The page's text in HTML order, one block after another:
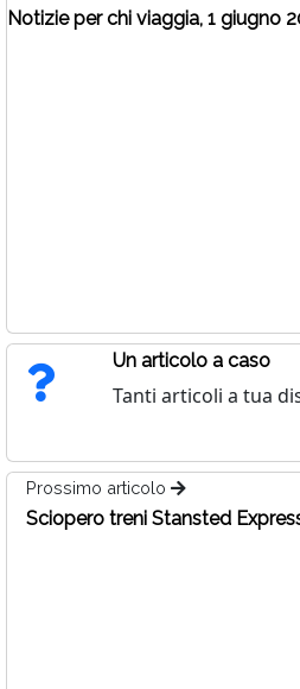
Notizie per chi viaggia, 1 giugno
Un articolo a caso
Tanti articoli a tua
Prossimo articolo
Sciopero treni Stansted